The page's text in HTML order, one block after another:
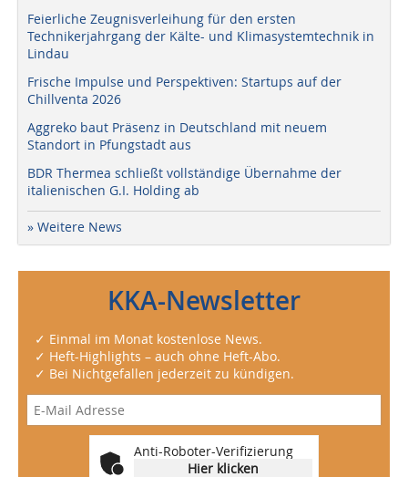
Feierliche Zeugnisverleihung für den ersten
Technikerjahrgang der Kälte- und Klimasystemtechnik in
Lindau
Frische Impulse und Perspektiven: Startups auf der
Chillventa 2026
Aggreko baut Präsenz in Deutschland mit neuem
Standort in Pfungstadt aus
BDR Thermea schließt vollständige Übernahme der
italienischen G.I. Holding ab
» Weitere News
KKA-Newsletter
✓ Einmal im Monat kostenlose News.
✓ Heft-Highlights – auch ohne Heft-Abo.
✓ Bei Nichtgefallen jederzeit zu kündigen.
Anti-Roboter-Verifizierung
Hier klicken